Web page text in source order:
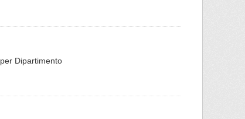
Dipartimento